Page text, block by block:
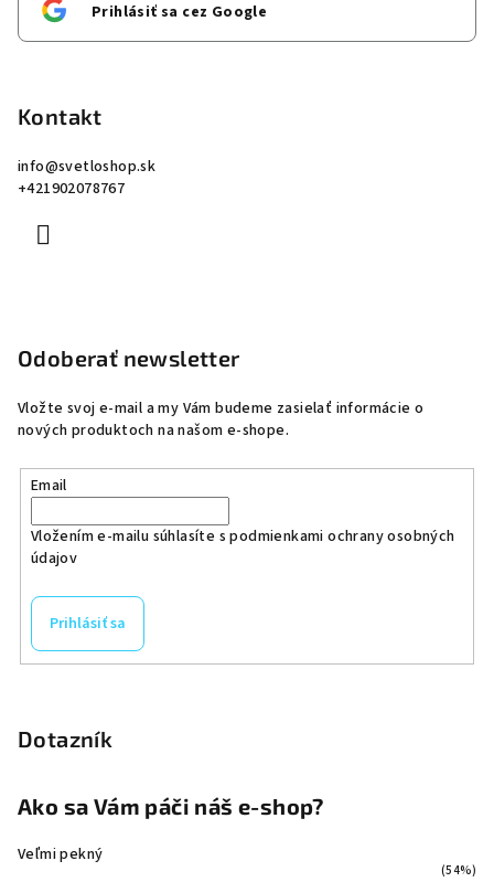
Prihlásiť sa cez Google
Kontakt
info@svetloshop.sk
+421902078767
Odoberať newsletter
Vložte svoj e-mail a my Vám budeme zasielať informácie o
nových produktoch na našom e-shope.
Email
Vložením e-mailu súhlasíte spodmienkami ochrany osobných
údajov
Prihlásiť sa
Dotazník
Ako sa Vám páči náš e-shop?
Veľmi pekný
(54%)